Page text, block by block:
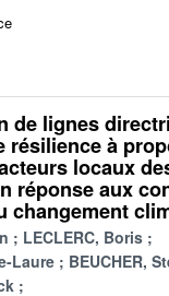
de lignes
résilience à
locaux
réponse aux
changement
LECLERC, Boris
Laure
BEUCHER,